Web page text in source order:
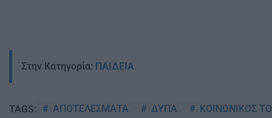
Στην Κατηγορία: ΠΑΙΔΕΙΑ
TAGS: ΑΠΟΤΕΛΕΣΜΑΤΑ ΔΥΠΑ ΚΟΙΝΩΝΙΚΟΣ